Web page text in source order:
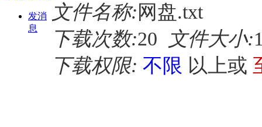
发消
息
文件名称:网盘.txt
下载次数:20 文件大小:
下载权限: 不限 以上或